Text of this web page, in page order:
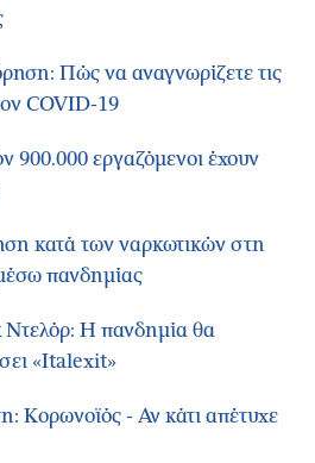
Πώς να αναγνωρίζετε τις
COVID-19
900.000 εργαζόμενοι έχουν
κατά των ναρκωτικών στη
πανδημίας
Ντελόρ: Η πανδημία θα
«Italexit»
Κορωνοϊός - Αν κάτι απέτυχε